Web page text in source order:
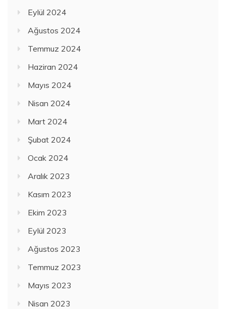
Eylül 2024
Ağustos 2024
Temmuz 2024
Haziran 2024
Mayıs 2024
Nisan 2024
Mart 2024
Şubat 2024
Ocak 2024
Aralık 2023
Kasım 2023
Ekim 2023
Eylül 2023
Ağustos 2023
Temmuz 2023
Mayıs 2023
Nisan 2023